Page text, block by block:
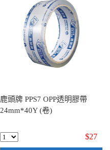
鹿頭牌 PPS7 OPP透明膠帶
24mm*40Y (卷)
$27